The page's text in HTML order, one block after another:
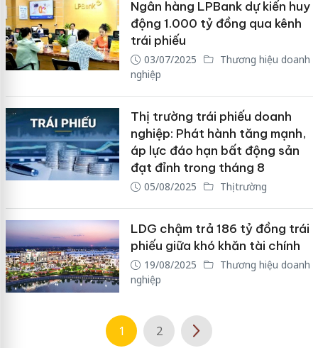
Ngân hàng LPBank dự kiến huy
động 1.000 tỷ đồng qua kênh
trái phiếu
03/07/2025
Thương hiệu doanh
nghiệp
Thị trường trái phiếu doanh
nghiệp: Phát hành tăng mạnh,
áp lực đáo hạn bất động sản
đạt đỉnh trong tháng 8
05/08/2025 Thị trường
LDG chậm trả 186 tỷ đồng trái
phiếu giữa khó khăn tài chính
19/08/2025
Thương hiệu doanh
nghiệp
1 2